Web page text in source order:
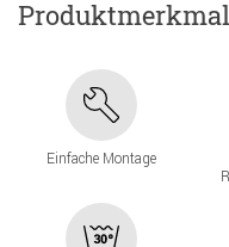
Einfache Montage